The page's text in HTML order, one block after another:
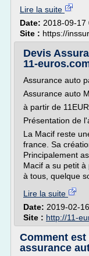
Lire la suite
Date: 2018-09-17
Site : https://
Devis
11-
Assurance auto
Assurance auto
à partir de
Présentation de
La Macif reste
france. Sa
Principalement
Macif a su petit
à tous, quelque
Lire la suite
Date: 2019-02-
Site : http://11-
Comment
assurance